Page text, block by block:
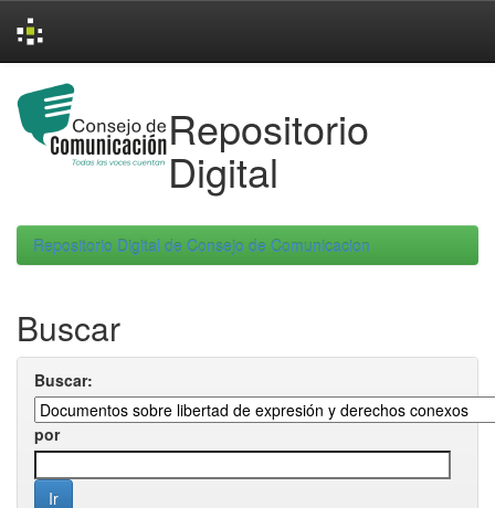
navigation
Repositorio
Digital
Repositorio Digital de Consejo de Comunicacion
Buscar
Buscar:
por